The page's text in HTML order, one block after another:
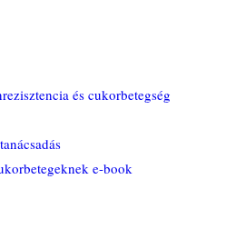
és cukorbetegség
e-book